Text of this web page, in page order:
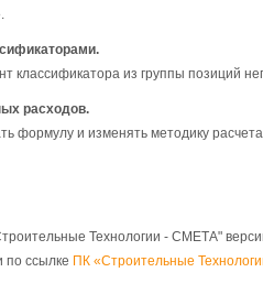
классификатора из группы позиций
расходов.
формулу и изменять методику
Технологии - СМЕТА"
по ссылке ПК «Строительные